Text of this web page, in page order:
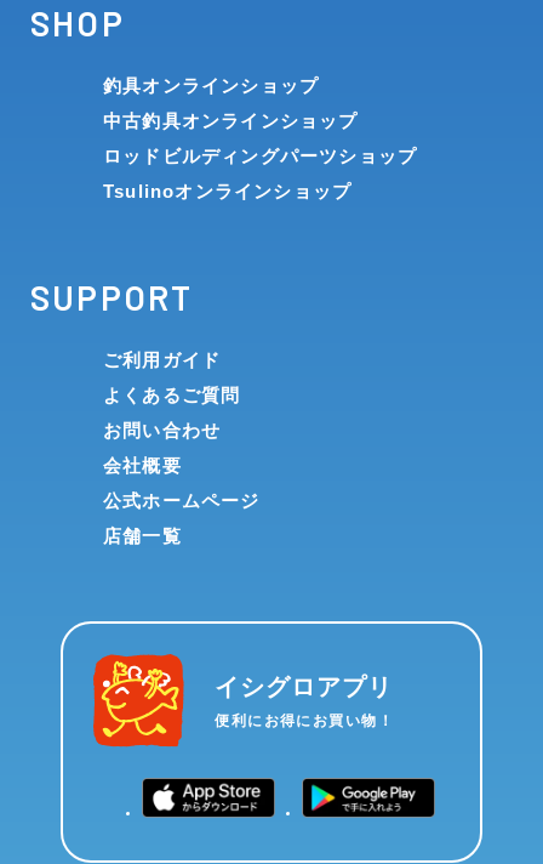
SHOP
釣具オンラインショップ
中古釣具オンラインショップ
ロッドビルディングパーツショップ
Tsulinoオンラインショップ
SUPPORT
ご利用ガイド
よくあるご質問
お問い合わせ
会社概要
公式ホームページ
店舗一覧
イシグロアプリ
便利にお得にお買い物！